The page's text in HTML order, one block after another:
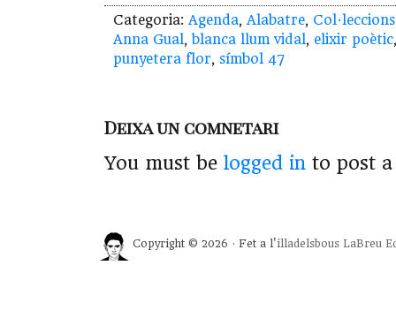
Categoria: Agenda, Alabatre, Col·leccions
Anna Gual,blanca llum vidal, elixir poètic
punyetera flor, símbol 47
Deixa un comnetari
You must be logged in to post
Copyright © 2026 · Fet a l'illadelsbous LaBreu